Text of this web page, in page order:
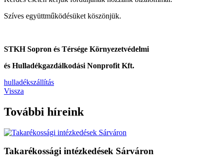
Szíves együttműködésüket köszönjük.
STKH Sopron és Térsége Környezetvédelmi
és Hulladékgazdálkodási Nonprofit Kft.
hulladékszállítás
Vissza
További híreink
Takarékossági intézkedések Sárváron